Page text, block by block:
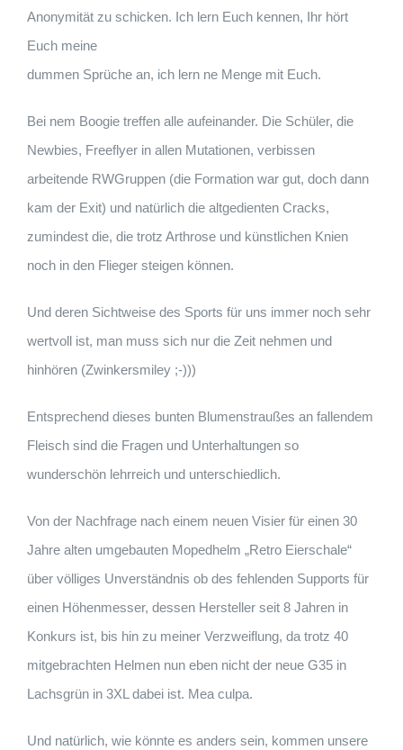
Anonymität zu schicken. Ich lern Euch kennen, Ihr hört
Euch meine
dummen Sprüche an, ich lern ne Menge mit Euch.
Bei nem Boogie treffen alle aufeinander. Die Schüler, die
Newbies, Freeflyer in allen Mutationen, verbissen
arbeitende RWGruppen (die Formation war gut, doch dann
kam der Exit) und natürlich die altgedienten Cracks,
zumindest die, die trotz Arthrose und künstlichen Knien
noch in den Flieger steigen können.
Und deren Sichtweise des Sports für uns immer noch sehr
wertvoll ist, man muss sich nur die Zeit nehmen und
hinhören (Zwinkersmiley ;-)))
Entsprechend dieses bunten Blumenstraußes an fallendem
Fleisch sind die Fragen und Unterhaltungen so
wunderschön lehrreich und unterschiedlich.
Von der Nachfrage nach einem neuen Visier für einen 30
Jahre alten umgebauten Mopedhelm „Retro Eierschale“
über völliges Unverständnis ob des fehlenden Supports für
einen Höhenmesser, dessen Hersteller seit 8 Jahren in
Konkurs ist, bis hin zu meiner Verzweiflung, da trotz 40
mitgebrachten Helmen nun eben nicht der neue G35 in
Lachsgrün in 3XL dabei ist. Mea culpa.
Und natürlich, wie könnte es anders sein, kommen unsere